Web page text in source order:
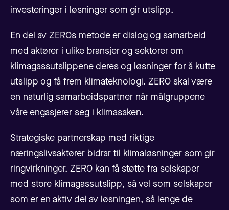
investeringer i løsninger som gir utslipp.
En del av ZEROs metode er dialog og samarbeid
med aktører i ulike bransjer og sektorer om
klimagassutslippene deres og løsninger for å kutte
utslipp og få frem klimateknologi. ZERO skal være
en naturlig samarbeidspartner når målgruppene
våre engasjerer seg i klimasaken.
Strategiske partnerskap med riktige
næringslivsaktører bidrar til klimaløsninger som gir
ringvirkninger. ZERO kan få støtte fra selskaper
med store klimagassutslipp, så vel som selskaper
som er en aktiv del av løsningen, så lenge de